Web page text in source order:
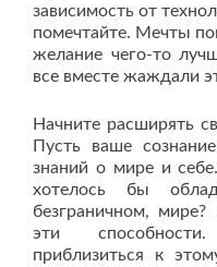
зависимость от
помечтайте. Мечты
желание чего-то
все вместе жаждали
Начните расширять
Пусть ваше
знаний о мире и
хотелось бы
безграничном,
эти
приблизиться к